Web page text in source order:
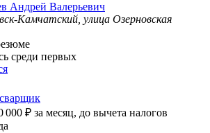
Андрей Валерьевич
Камчатский, улица Озерновская
среди первых
000 ₽ за месяц, до вычета налогов